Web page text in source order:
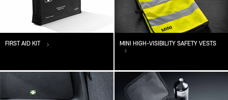
FIRST AID KIT MINI HIGH-VISIBILITY SAFETY VESTS